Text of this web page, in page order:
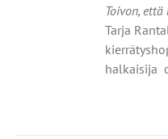
Toivon,
Tarja
halkaisija